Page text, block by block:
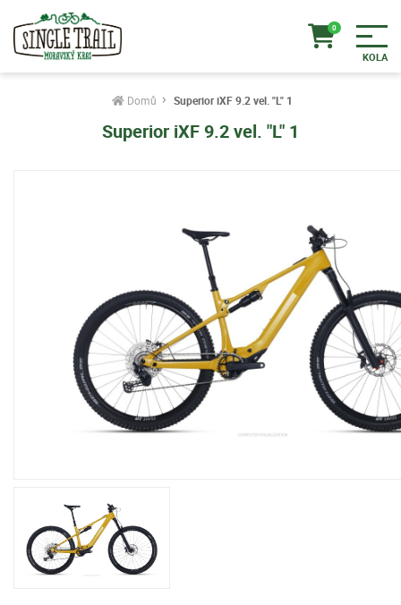
Domů Superior iXF 9.2 vel. "L" 1
Superior iXF 9.2 vel. "L" 1